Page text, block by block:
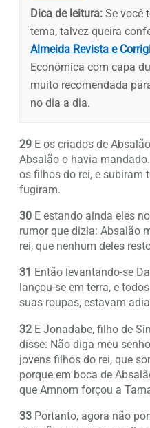
Dica de leitura: Se você
tema, talvez queira
Almeida Revista e
Econômica com capa
muito recomendada
no dia a dia.
29 E os criados de
Absalão o havia
os filhos do rei, e subiram
fugiram.
30 E estando ainda eles
rumor que dizia: Absalão
rei, que nenhum deles
31 Então levantando-se
lançou-se em terra, e
suas roupas, estavam
32 E Jonadabe, filho de
disse: Não diga meu
jovens filhos do rei, que
porque em boca de
que Amnom forçou a
33 Portanto, agora não